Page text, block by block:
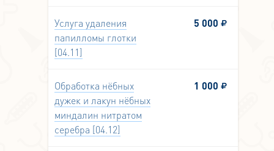
Услуга удаления
папилломы глотки
[04.11]
5 000
Обработка нёбных
дужек и лакун нёбных
миндалин нитратом
серебра [04.12]
1 000